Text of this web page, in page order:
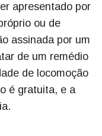
apresentado por
ou de
assinada por um
de um remédio
de locomoção
é gratuita, e a